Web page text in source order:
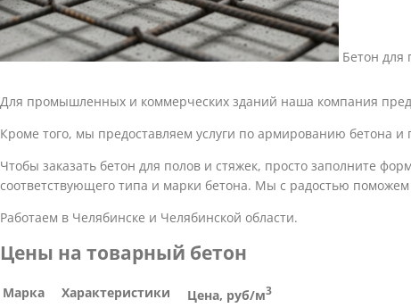
Бетон для
Для промышленных и коммерческих зданий наша компания
Кроме того, мы предоставляем услуги по армированию бетона
Чтобы заказать бетон для полов и стяжек, просто заполните
соответствующего типа и марки бетона. Мы с радостью
Работаем в Челябинске и Челябинской области.
Цены на товарный бетон
Марка Характеристики Цена, руб/м3